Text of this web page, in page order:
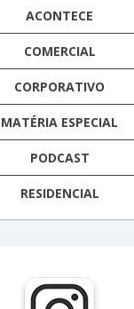
ACONTECE
COMERCIAL
CORPORATIVO
MATÉRIA ESPECIAL
PODCAST
RESIDENCIAL